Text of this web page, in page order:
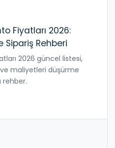
Fiyatları 2026:
Sipariş Rehberi
2026 güncel listesi,
maliyetleri düşürme
rehber.